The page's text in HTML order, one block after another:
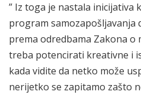
” Iz toga je nastala inicijativa
program samozapošljavanja
prema odredbama Zakona o
treba potencirati kreativne i
kada vidite da netko može
nerijetko se zapitamo zašto